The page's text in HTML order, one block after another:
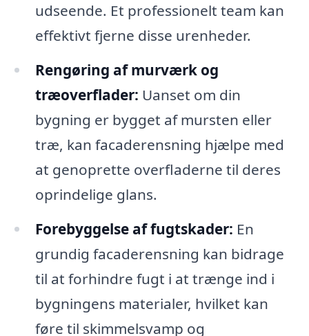
udseende. Et professionelt team kan
effektivt fjerne disse urenheder.
Rengøring af murværk og
træoverflader: Uanset om din
bygning er bygget af mursten eller
træ, kan facaderensning hjælpe med
at genoprette overfladerne til deres
oprindelige glans.
Forebyggelse af fugtskader: En
grundig facaderensning kan bidrage
til at forhindre fugt i at trænge ind i
bygningens materialer, hvilket kan
føre til skimmelsvamp og